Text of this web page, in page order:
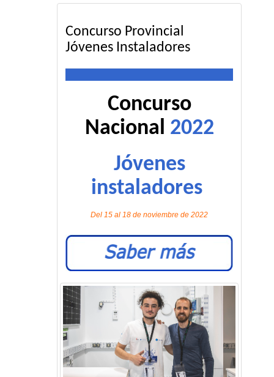
Concurso Provincial
Jóvenes Instaladores
Concurso
Nacional 2022
Jóvenes
instaladores
Del 15 al 18 de noviembre de 2022